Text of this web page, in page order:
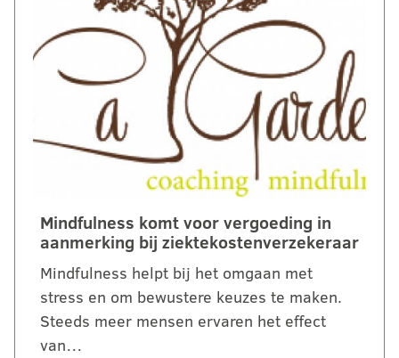
Mindfulness komt voor vergoeding in
aanmerking bij ziektekostenverzekeraar
Mindfulness helpt bij het omgaan met
stress en om bewustere keuzes te maken.
Steeds meer mensen ervaren het effect
van…